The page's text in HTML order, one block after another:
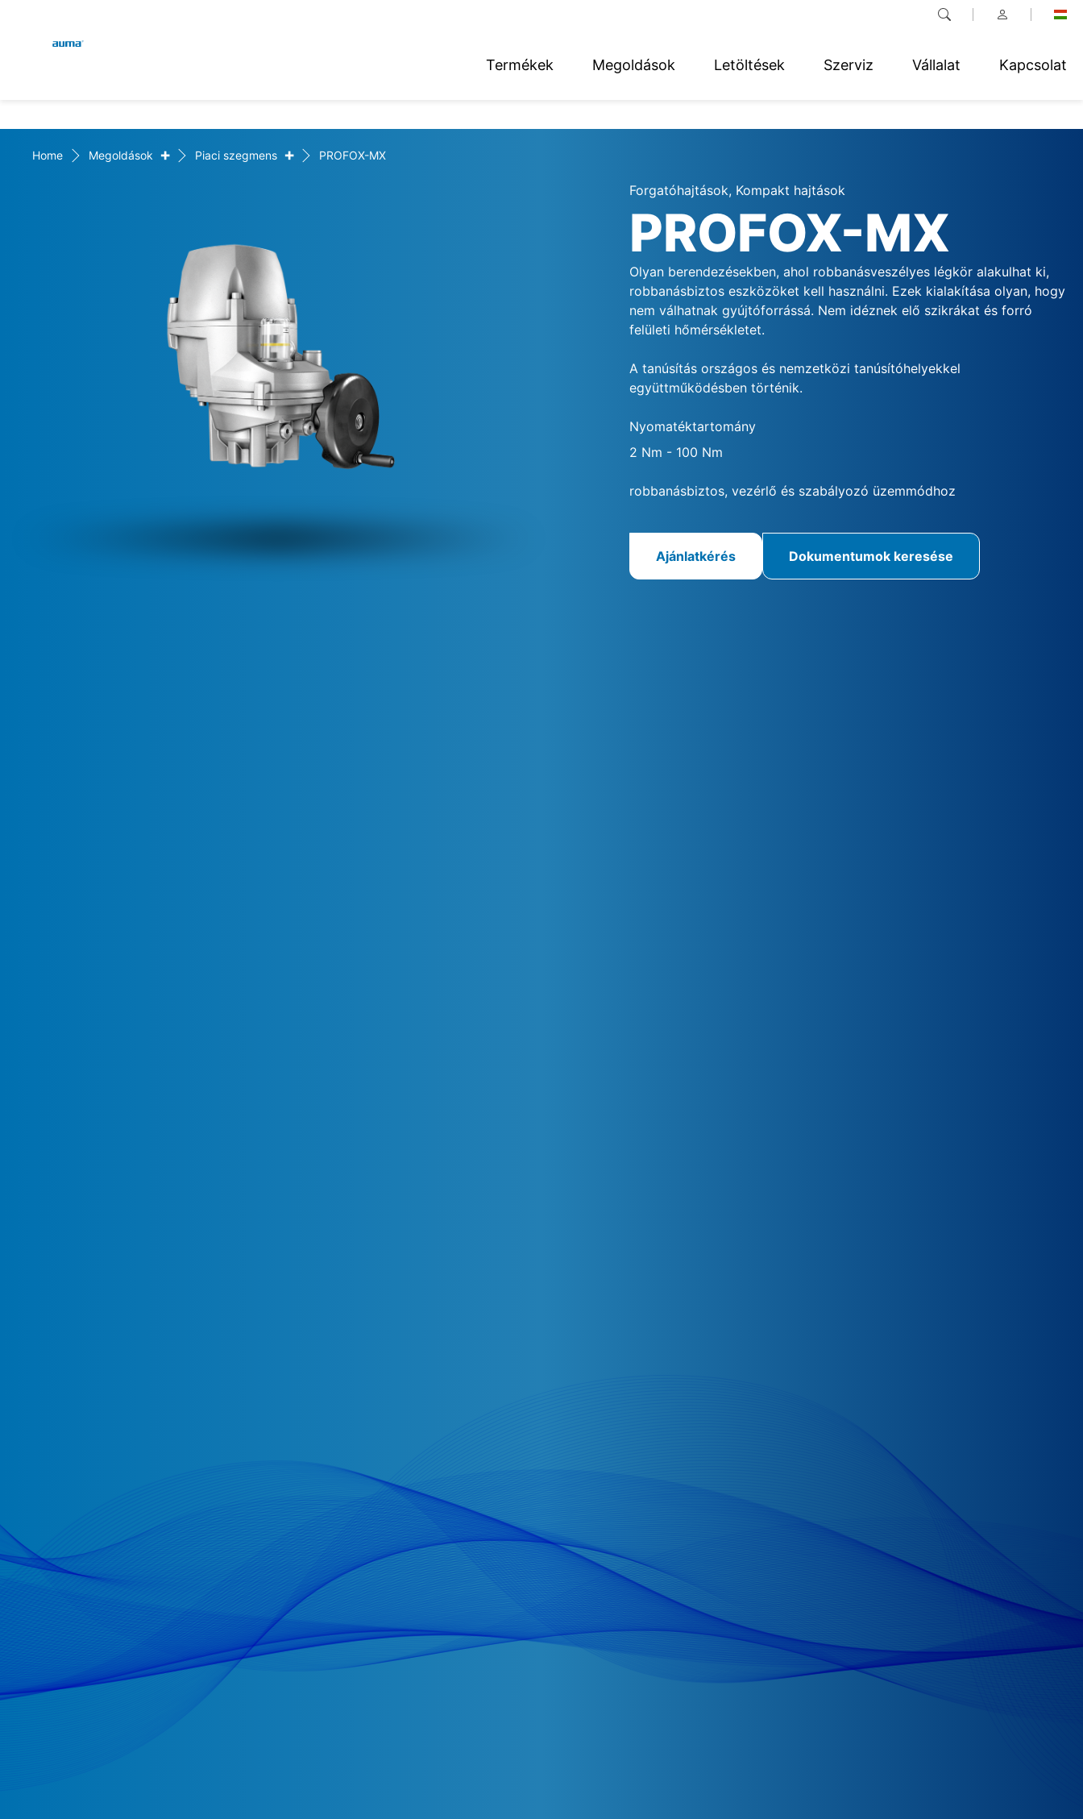
Termékek Megoldások Letöltések Szerviz Vállalat Kapcsolat
Európa
Észak-Amerika
Deutsch
Home Megoldások + Piaci szegmens + PROFOX-MX
Forgatóhajtások, Kompakt hajtások
PROFOX-MX
Olyan berendezésekben, ahol robbanásveszélyes légkör alakulhat ki,
robbanásbiztos eszközöket kell használni. Ezek kialakítása olyan, hogy
nem válhatnak gyújtóforrássá. Nem idéznek elő szikrákat és forró
felületi hőmérsékletet.
A tanúsítás országos és nemzetközi tanúsítóhelyekkel
együttműködésben történik.
Nyomatéktartomány
2 Nm - 100 Nm
robbanásbiztos, vezérlő és szabályozó üzemmódhoz
Ajánlatkérés Dokumentumok keresése